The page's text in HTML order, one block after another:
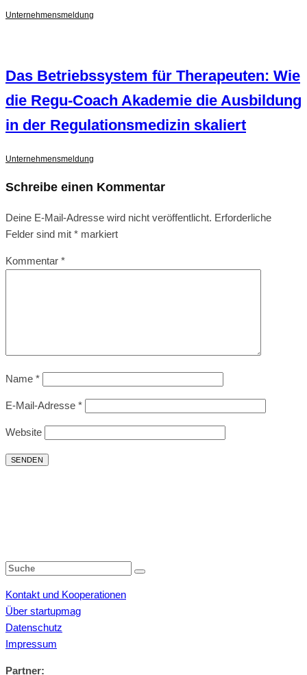
Unternehmensmeldung
Das Betriebssystem für Therapeuten: Wie
die Regu-Coach Akademie die Ausbildung
in der Regulationsmedizin skaliert
Unternehmensmeldung
Schreibe einen Kommentar
Deine E-Mail-Adresse wird nicht veröffentlicht. Erforderliche
Felder sind mit * markiert
Kommentar *
Name *
E-Mail-Adresse *
Website
Kontakt und Kooperationen
Über startupmag
Datenschutz
Impressum
Partner: